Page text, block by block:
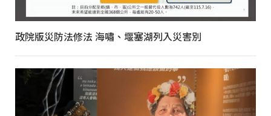
政院版災防法修法 海嘯、堰塞湖列入災害別